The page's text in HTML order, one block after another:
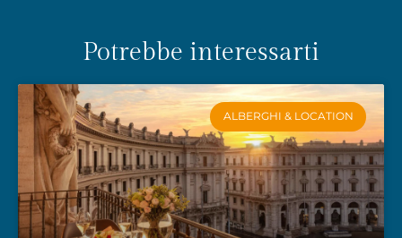
Potrebbe interessarti
ALBERGHI & LOCATION